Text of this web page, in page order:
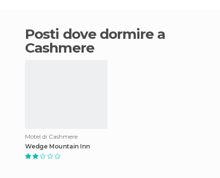
Posti dove dormire a
Cashmere
Motel di Cashmere
Wedge Mountain Inn